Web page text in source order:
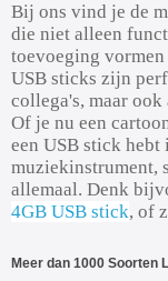
Bij ons vind je de
die niet alleen
toevoeging
USB sticks zijn
collega's, maar
Of je nu een
een USB stick
muziekinstrument,
allemaal. Denk
4GB USB stick, of
Meer dan 1000 Soorten